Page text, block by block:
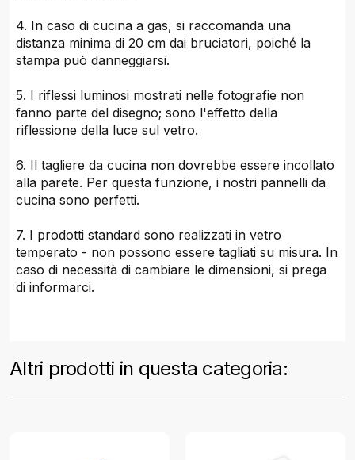
4. In caso di cucina a gas, si raccomanda una
distanza minima di 20 cm dai bruciatori, poiché la
stampa può danneggiarsi.
5. I riflessi luminosi mostrati nelle fotografie non
fanno parte del disegno; sono l'effetto della
riflessione della luce sul vetro.
6. Il tagliere da cucina non dovrebbe essere incollato
alla parete. Per questa funzione, i nostri pannelli da
cucina sono perfetti.
7. I prodotti standard sono realizzati in vetro
temperato - non possono essere tagliati su misura. In
caso di necessità di cambiare le dimensioni, si prega
di informarci.
Altri prodotti in questa categoria: